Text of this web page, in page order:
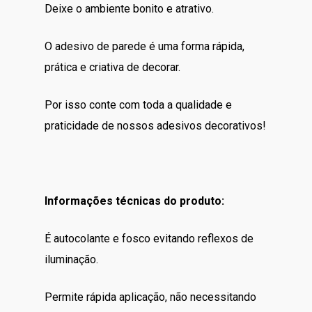
Deixe o ambiente bonito e atrativo.
O adesivo de parede é uma forma rápida,
prática e criativa de decorar.
Por isso conte com toda a qualidade e
praticidade de nossos adesivos decorativos!
Informações técnicas do produto:
É autocolante e fosco evitando reflexos de
iluminação.
Permite rápida aplicação, não necessitando